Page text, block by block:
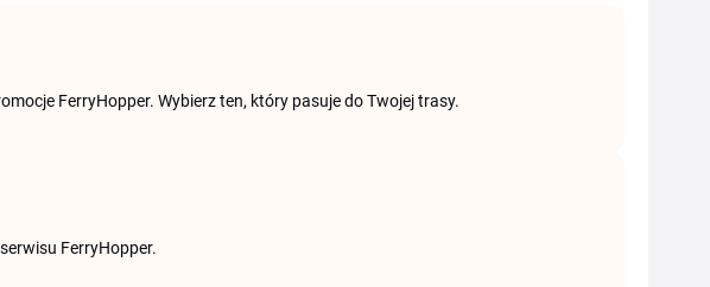
FerryHopper. Wybierz ten, który pasuje do Twojej trasy.
FerryHopper.